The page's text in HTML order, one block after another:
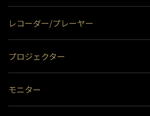
CANVIO CONNECT(HD-PEシリーズ)は非対応。
レコーダー/プレーヤー
プロジェクター
モニター